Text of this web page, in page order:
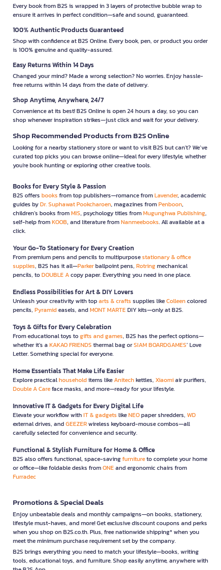
Every book from B2S is wrapped in 3 layers of protective bubble wrap to
ensure it arrives in perfect condition—safe and sound, guaranteed.
100% Authentic Products Guaranteed
Shop with confidence at B2S Online. Every book, pen, or product you order
is 100% genuine and quality-assured.
Easy Returns Within 14 Days
Changed your mind? Made a wrong selection? No worries. Enjoy hassle-
free returns within 14 days from the date of delivery.
Shop Anytime, Anywhere, 24/7
Convenience at its best! B2S Online is open 24 hours a day, so you can
shop whenever inspiration strikes—just click and wait for your delivery.
Shop Recommended Products from B2S Online
Looking for a nearby stationery store or want to visit B2S but can't? We’ve
curated top picks you can browse online—ideal for every lifestyle, whether
you're book hunting or exploring other creative tools.
Books for Every Style & Passion
B2S offers books from top publishers—romance fromLavender, academic
guides byDr. Suphawat Pookcharoen, magazines fromPenboon,
children’s books fromMIS, psychology titles fromMugunghwa Publishing,
self-help fromKOOB, and literature fromNanmeebooks. All available at a
click.
Your Go-To Stationery for Every Creation
From premium pens and pencils to multipurposestationary & office
supplies, B2S has it all—Parkerballpoint pens, Rotringmechanical
pencils, toDOUBLE Acopy paper. Everything you need in one place.
Endless Possibilities for Art & DIY Lovers
Unleash your creativity with toparts & crafts supplies likeColleencolored
pencils, Pyramideasels, andMONT MARTEDIY kits—only at B2S.
Toys & Gifts for Every Celebration
From educational toys togifts and games, B2S has the perfect options—
whether it’s a KAKAO FRIENDS thermal bag orSIAM BOARDGAMES’ Love
Letter. Something special for everyone.
Home Essentials That Make Life Easier
Explore practicalhouseholditems likeAnitechkettles, Xiaomiair purifiers,
Double A Careface masks, and more—ready for your lifestyle.
Innovative IT & Gadgets for Every Digital Life
Elevate your workflow withIT & gadgets likeNEOpaper shredders, WD
external drives, andGEEZERwireless keyboard-mouse combos—all
carefully selected for convenience and security.
Functional & Stylish Furniture for Home & Office
B2S also offers functional, space-savingfurnitureto complete your home
or office—like foldable desks fromONEand ergonomic chairs from
Furradec
Promotions & Special Deals
Enjoy unbeatable deals and monthly campaigns—on books, stationery,
lifestyle must-haves, and more! Get exclusive discount coupons and perks
when you shop on B2S.co.th. Plus, free nationwide shipping* when you
meet the minimum purchase requirement set by the company.
B2S brings everything you need to match your lifestyle—books, writing
tools, educational toys, and furniture. Shop easily anytime, anywhere with